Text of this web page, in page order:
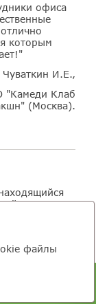
офиса
которым
Чуваткин И.Е.,
"Камеди Клаб
(Москва).
пр. 139,
залу,
Н.В.,
файлы